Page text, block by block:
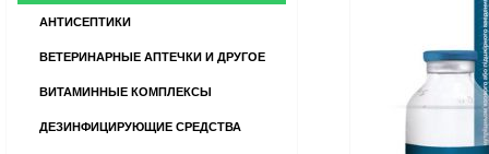
АНТИСЕПТИКИ
ВЕТЕРИНАРНЫЕ АПТЕЧКИ И ДРУГОЕ
ВИТАМИННЫЕ КОМПЛЕКСЫ
ДЕЗИНФИЦИРУЮЩИЕ СРЕДСТВА